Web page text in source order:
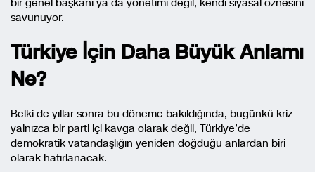
bir genel başkanı ya da yönetimi değil, kendi siyasal öznesini
savunuyor.
Türkiye İçin Daha Büyük Anlamı
Ne?
Belki de yıllar sonra bu döneme bakıldığında, bugünkü kriz
yalnızca bir parti içi kavga olarak değil, Türkiye’de
demokratik vatandaşlığın yeniden doğduğu anlardan biri
olarak hatırlanacak.